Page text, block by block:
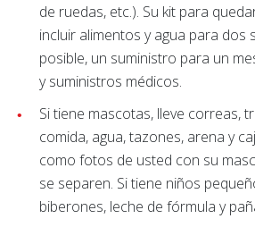
de ruedas, etc.). Su kit para
incluir alimentos y agua para dos
posible, un suministro para un
y suministros médicos.
Si tiene mascotas, lleve correas,
comida, agua, tazones, arena y
como fotos de usted con su
se separen. Si tiene niños
biberones, leche de fórmula y